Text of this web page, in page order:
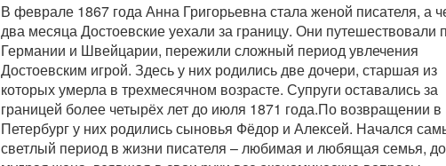
В феврале 1867 года Анна Григорьевна стала женой писателя, а
два месяца Достоевские уехали за границу. Они путешествовали
Германии и Швейцарии, пережили сложный период увлечения
Достоевским игрой. Здесь у них родились две дочери, старшая из
которых умерла в трехмесячном возрасте. Супруги оставались за
границей более четырёх лет до июля 1871 года.По возвращении в
Петербург у них родились сыновья Фёдор и Алексей. Начался
светлый период в жизни писателя – любимая и любящая семья,